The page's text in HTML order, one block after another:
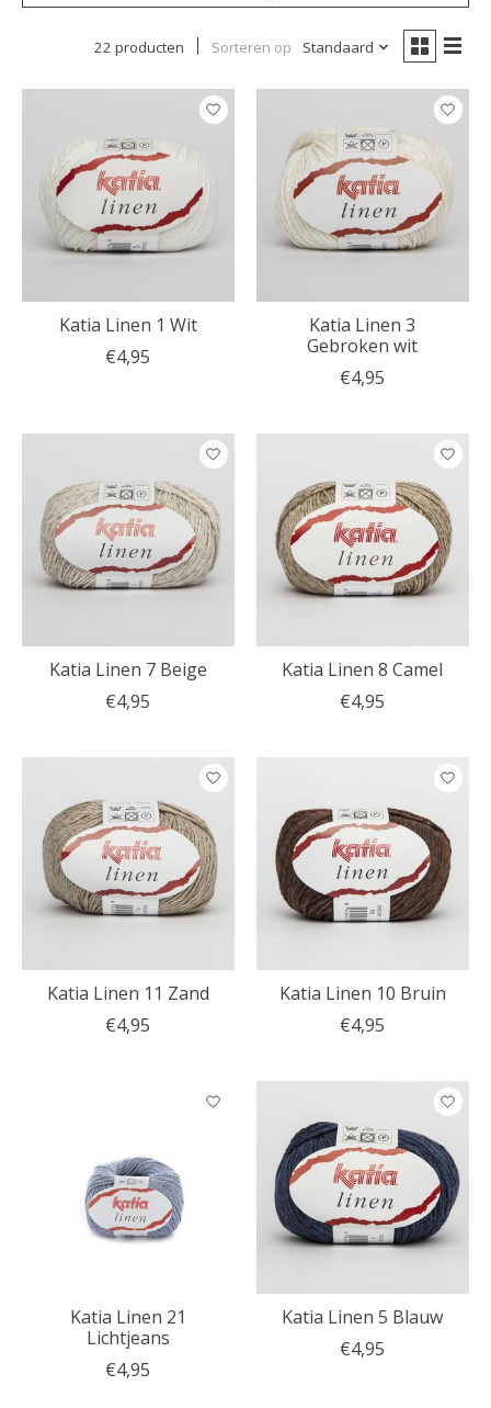
22 producten Sorteren op Standaard
Katia Linen 1 Wit
€4,95
Katia Linen 3
Gebroken wit
€4,95
Katia Linen 7 Beige
€4,95
Katia Linen 8 Camel
€4,95
Katia Linen 11 Zand
€4,95
Katia Linen 10 Bruin
€4,95
Katia Linen 21
Lichtjeans
€4,95
Katia Linen 5 Blauw
€4,95